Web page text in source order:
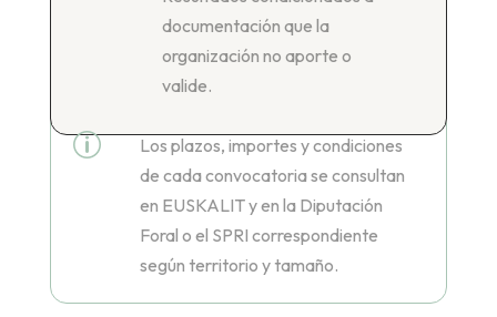
documentación que la
organización no aporte o
valide.
p
Los plazos, importes y condiciones
de cada convocatoria se consultan
en EUSKALIT y en la Diputación
Foral o el SPRI correspondiente
según territorio y tamaño.